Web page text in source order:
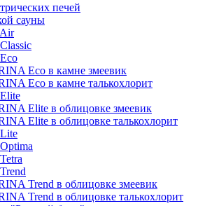
печей
сауны
Eco в камне змеевик
Eco в камне талькохлорит
Elite в облицовке змеевик
Elite в облицовке талькохлорит
Trend в облицовке змеевик
Trend в облицовке талькохлорит